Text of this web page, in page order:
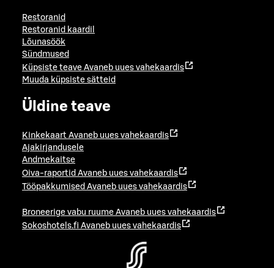
Restoranid
Restoranid kaardil
Lõunasöök
Sündmused
Küpsiste teave Avaneb uues vahekaardis
Muuda küpsiste sätteid
Üldine teave
Kinkekaart Avaneb uues vahekaardis
Ajakirjandusele
Andmekaitse
Oiva-raportid Avaneb uues vahekaardis
Tööpakkumised Avaneb uues vahekaardis
Broneerige vabu ruume Avaneb uues vahekaardis
Sokoshotels.fi Avaneb uues vahekaardis